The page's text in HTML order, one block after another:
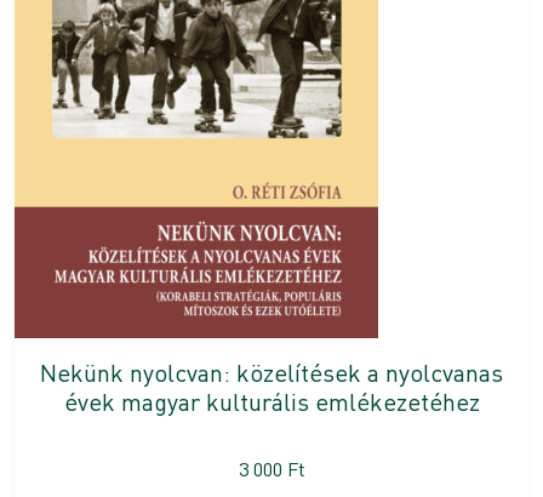
Nekünk nyolcvan: közelítések a nyolcvanas
évek magyar kulturális emlékezetéhez
3 000 Ft